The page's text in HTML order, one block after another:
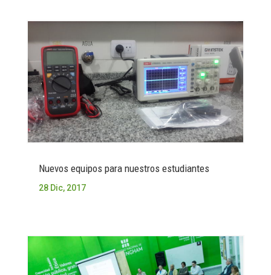
Nuevos equipos para nuestros estudiantes
28 Dic, 2017